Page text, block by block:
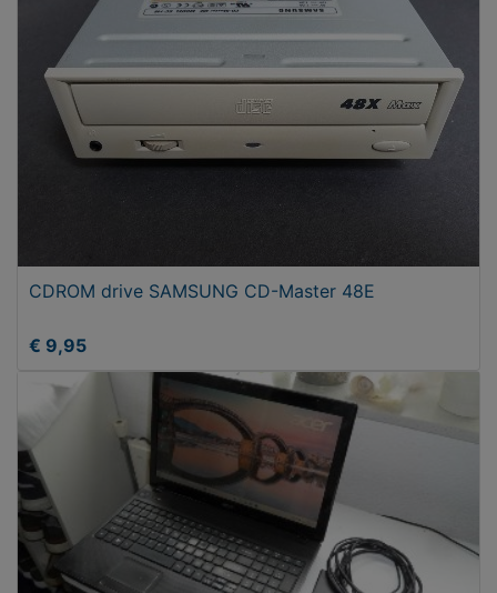
CDROM drive SAMSUNG CD-Master 48E
€ 9,95